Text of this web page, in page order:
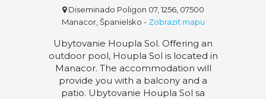
Diseminado Poligon 07, 1256, 07500
Manacor, Španielsko - Zobraziť mapu
Ubytovanie Houpla Sol. Offering an
outdoor pool, Houpla Sol is located in
Manacor. The accommodation will
provide you with a balcony and a
patio. Ubytovanie Houpla Sol sa